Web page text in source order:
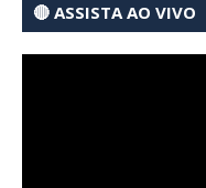
🔴 ASSISTA AO VIVO